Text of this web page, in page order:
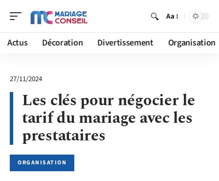
Aa
Actus Décoration Divertissement Organisation
27/11/2024
Les clés pour négocier le
tarif du mariage avec les
prestataires
ORGANISATION